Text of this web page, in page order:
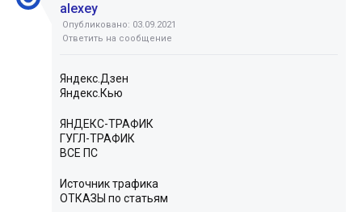
alexey
Опубликовано: 03.09.2021
Ответить на сообщение
Яндекс.Дзен
Яндекс.Кью
ЯНДЕКС-ТРАФИК
ГУГЛ-ТРАФИК
ВСЕ ПС
Источник трафика
ОТКАЗЫ по статьям